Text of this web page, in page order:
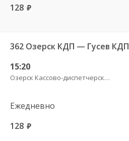
128 руб.
362 Озерск КДП — Гусев КДП
15:20
Озерск Кассово-диспетчерский пункт
Ежедневно
128 руб.